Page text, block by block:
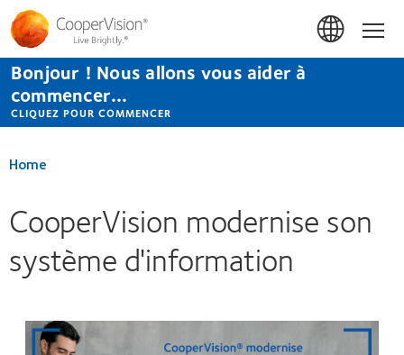
Aller
au
contenu
principal
Bonjour ! Nous allons vous aider à
commencer...
CLIQUEZ POUR COMMENCER
Home
CooperVision modernise son
système d'information